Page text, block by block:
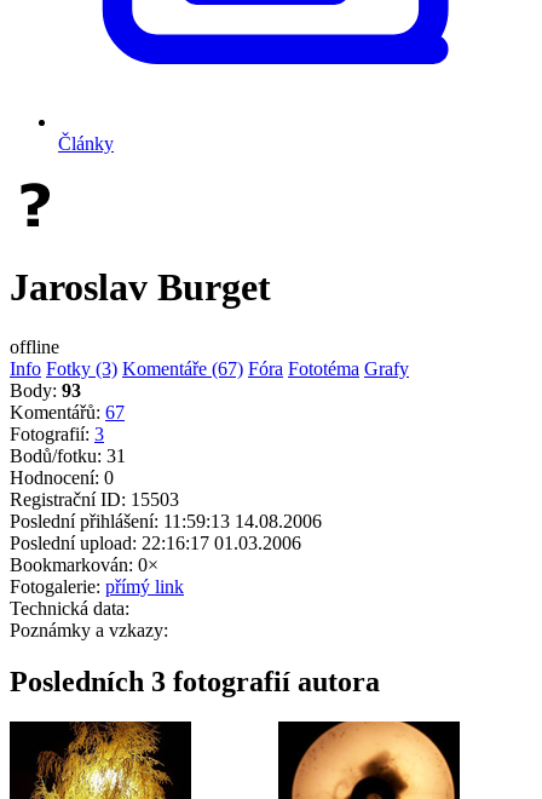
Články
Jaroslav Burget
offline
Info Fotky (3) Komentáře (67) Fóra Fototéma Grafy
Body: 93
Komentářů: 67
Fotografií: 3
Bodů/fotku: 31
Hodnocení: 0
Registrační ID: 15503
Poslední přihlášení: 11:59:13 14.08.2006
Poslední upload: 22:16:17 01.03.2006
Bookmarkován: 0×
Fotogalerie: přímý link
Technická data:
Poznámky a vzkazy:
Posledních 3 fotografií autora